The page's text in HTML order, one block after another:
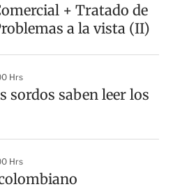
+ Tratado de
a la vista (II)
Hrs
sordos saben leer los
Hrs